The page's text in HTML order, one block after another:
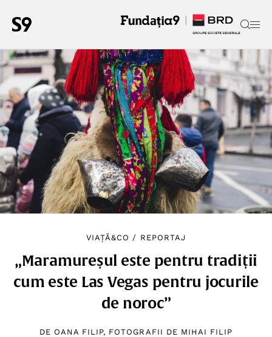
VIAȚĂ&CO / REPORTAJ
„Maramureșul este pentru tradiții
cum este Las Vegas pentru jocurile
de noroc”
DE OANA FILIP, FOTOGRAFII DE MIHAI FILIP